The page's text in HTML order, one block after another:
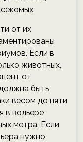
от их
Если в
животных,
от
быть
весом до пяти
в вольере
метра. Если
нужно